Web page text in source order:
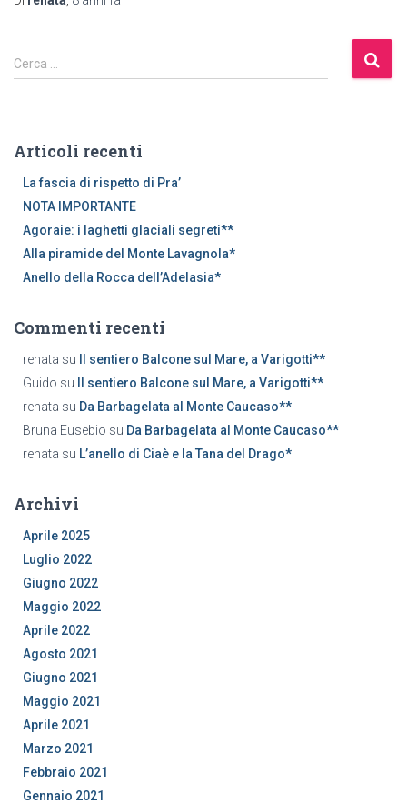
R
i
c
Cerca …
Articoli recenti
La fascia di rispetto di Pra’
NOTA IMPORTANTE
Agoraie: i laghetti glaciali segreti**
Alla piramide del Monte Lavagnola*
Anello della Rocca dell’Adelasia*
Commenti recenti
renata su
Il sentiero Balcone sul Mare, a Varigotti**
Guido su
Il sentiero Balcone sul Mare, a Varigotti**
renata su Da Barbagelata al Monte Caucaso**
Bruna Eusebio su Da Barbagelata al Monte Caucaso**
renata su L’anello di Ciaè e la Tana del Drago*
Archivi
Aprile 2025
Luglio 2022
Giugno 2022
Maggio 2022
Aprile 2022
Agosto 2021
Giugno 2021
Maggio 2021
Aprile 2021
Marzo 2021
Febbraio 2021
Gennaio 2021